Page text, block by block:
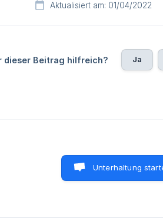
Aktualisiert am: 01/04/2022
dieser Beitrag hilfreich? Ja
Unterhaltung